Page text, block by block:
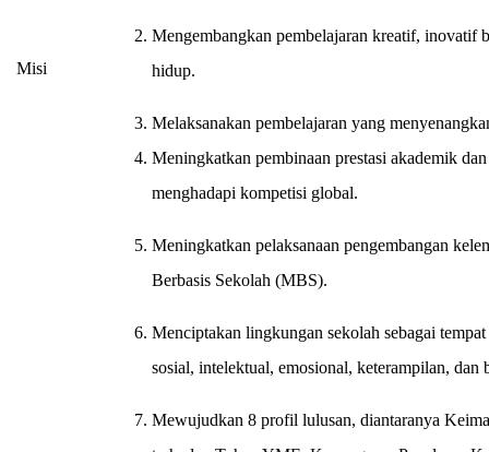
Misi
Mengembangkan pembelajaran kreatif, inovatif
hidup.
Melaksanakan pembelajaran yang
Meningkatkan pembinaan prestasi akademik
menghadapi kompetisi global.
Meningkatkan pelaksanaan pengembangan
Berbasis Sekolah (MBS).
Menciptakan lingkungan sekolah sebagai
sosial, intelektual, emosional, keterampilan, dan
Mewujudkan 8 profil lulusan, diantaranya